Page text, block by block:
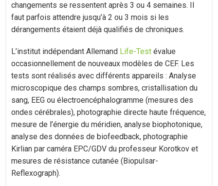
changements se ressentent après 3 ou 4 semaines. Il
faut parfois attendre jusqu’à 2 ou 3 mois si les
dérangements étaient déjà qualifiés de chroniques.
L’institut indépendant Allemand Life-Test évalue
occasionnellement de nouveaux modèles de CEF. Les
tests sont réalisés avec différents appareils : Analyse
microscopique des champs sombres, cristallisation du
sang, EEG ou électroencéphalogramme (mesures des
ondes cérébrales), photographie directe haute fréquence,
mesure de l’énergie du méridien, analyse biophotonique,
analyse des données de biofeedback, photographie
Kirlian par caméra EPC/GDV du professeur Korotkov et
mesures de résistance cutanée (Biopulsar-
Reflexograph).